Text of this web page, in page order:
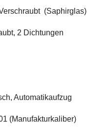
(Saphirglas)
2 Dichtungen
Automatikaufzug
(Manufakturkaliber)